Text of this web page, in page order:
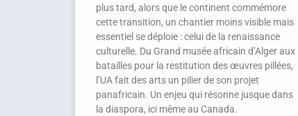
plus tard, alors que le continent commémore
cette transition, un chantier moins visible mais
essentiel se déploie : celui de la renaissance
culturelle. Du Grand musée africain d’Alger aux
batailles pour la restitution des œuvres pillées,
l’UA fait des arts un pilier de son projet
panafricain. Un enjeu qui résonne jusque dans
la diaspora, ici même au Canada.